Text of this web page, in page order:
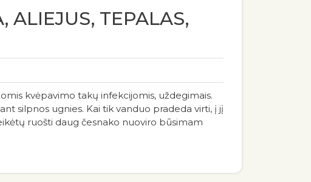
ALIEJUS, TEPALAS,
kvėpavimo takų infekcijomis, uždegimais.
silpnos ugnies. Kai tik vanduo pradeda virti, į jį
ruošti daug česnako nuoviro būsimam